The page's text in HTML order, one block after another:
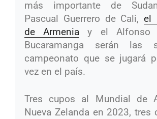
más importante de
Pascual Guerrero de Cali,el
de Armenia y el Alfonso
Bucaramanga serán las
campeonato que se jugará
vez en el país.
Tres cupos al Mundial de
Nueva Zelanda en 2023, tres